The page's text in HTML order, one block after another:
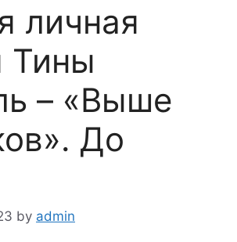
личная
Тины
– «Выше
До
by admin